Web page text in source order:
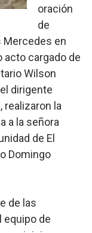
por sus cuatro
en los mil
Comunicación
y a Yeisy
y
oración
de
Mercedes en
cargado de
Wilson
dirigente
realizaron la
a la señora
de El
Domingo
de las
equipo de